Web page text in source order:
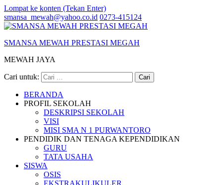
Lompat ke konten (Tekan Enter)
smansa_mewah@yahoo.co.id 0273-415124
SMANSA MEWAH PRESTASI MEGAH
MEWAH JAYA
Cari untuk:
BERANDA
PROFIL SEKOLAH
DESKRIPSI SEKOLAH
VISI
MISI SMA N 1 PURWANTORO
PENDIDIK DAN TENAGA KEPENDIDIKAN
GURU
TATA USAHA
SISWA
OSIS
EKSTRAKULIKULER